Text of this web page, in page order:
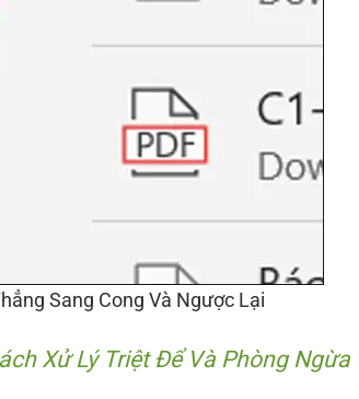
Sang Cong Và Ngược Lại
Xử Lý Triệt Để Và Phòng Ngừa